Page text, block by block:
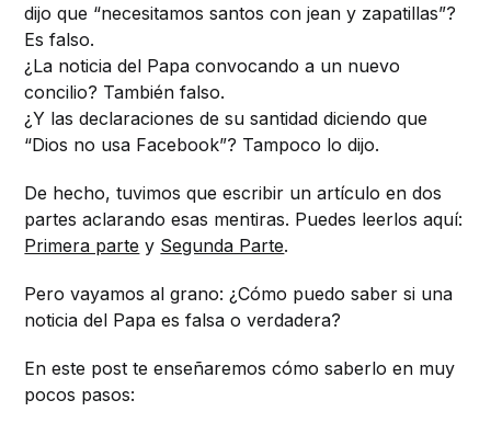
dijo que “necesitamos santos con jean y zapatillas”?
Es falso.
¿La noticia del Papa convocando a un nuevo
concilio? También falso.
¿Y las declaraciones de su santidad diciendo que
“Dios no usa Facebook”? Tampoco lo dijo.
De hecho, tuvimos que escribir un artículo en dos
partes aclarando esas mentiras. Puedes leerlos aquí:
Primera parte y Segunda Parte.
Pero vayamos al grano: ¿Cómo puedo saber si una
noticia del Papa es falsa o verdadera?
En este post te enseñaremos cómo saberlo en muy
pocos pasos: